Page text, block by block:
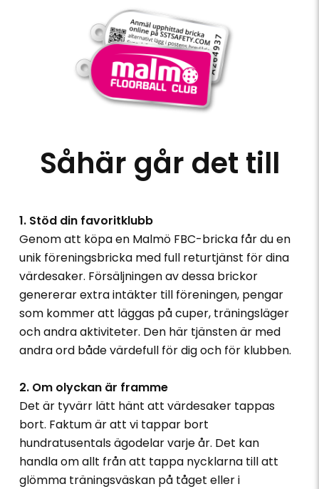
Såhär går det till
1. Stöd din favoritklubb
Genom att köpa en Malmö FBC-bricka får du en
unik föreningsbricka med full returtjänst för dina
värdesaker. Försäljningen av dessa brickor
genererar extra intäkter till föreningen, pengar
som kommer att läggas på cuper, träningsläger
och andra aktiviteter. Den här tjänsten är med
andra ord både värdefull för dig och för klubben.
2. Om olyckan är framme
Det är tyvärr lätt hänt att värdesaker tappas
bort. Faktum är att vi tappar bort
hundratusentals ägodelar varje år. Det kan
handla om allt från att tappa nycklarna till att
glömma träningsväskan på tåget eller i